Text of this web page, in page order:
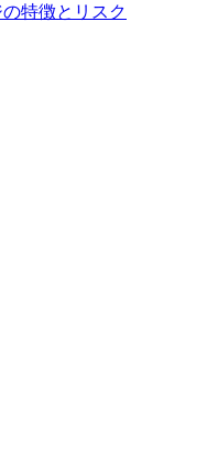
特徴とリスク